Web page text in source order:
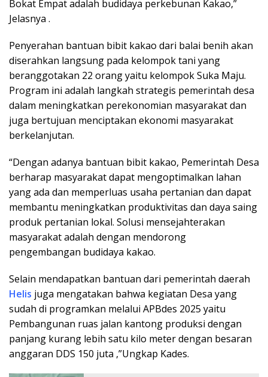
Bokat Empat adalah budidaya perkebunan Kakao,”
Jelasnya .
Penyerahan bantuan bibit kakao dari balai benih akan
diserahkan langsung pada kelompok tani yang
beranggotakan 22 orang yaitu kelompok Suka Maju.
Program ini adalah langkah strategis pemerintah desa
dalam meningkatkan perekonomian masyarakat dan
juga bertujuan menciptakan ekonomi masyarakat
berkelanjutan.
“Dengan adanya bantuan bibit kakao, Pemerintah Desa
berharap masyarakat dapat mengoptimalkan lahan
yang ada dan memperluas usaha pertanian dan dapat
membantu meningkatkan produktivitas dan daya saing
produk pertanian lokal. Solusi mensejahterakan
masyarakat adalah dengan mendorong
pengembangan budidaya kakao.
Selain mendapatkan bantuan dari pemerintah daerah
Helis juga mengatakan bahwa kegiatan Desa yang
sudah di programkan melalui APBdes 2025 yaitu
Pembangunan ruas jalan kantong produksi dengan
panjang kurang lebih satu kilo meter dengan besaran
anggaran DDS 150 juta ,”Ungkap Kades.